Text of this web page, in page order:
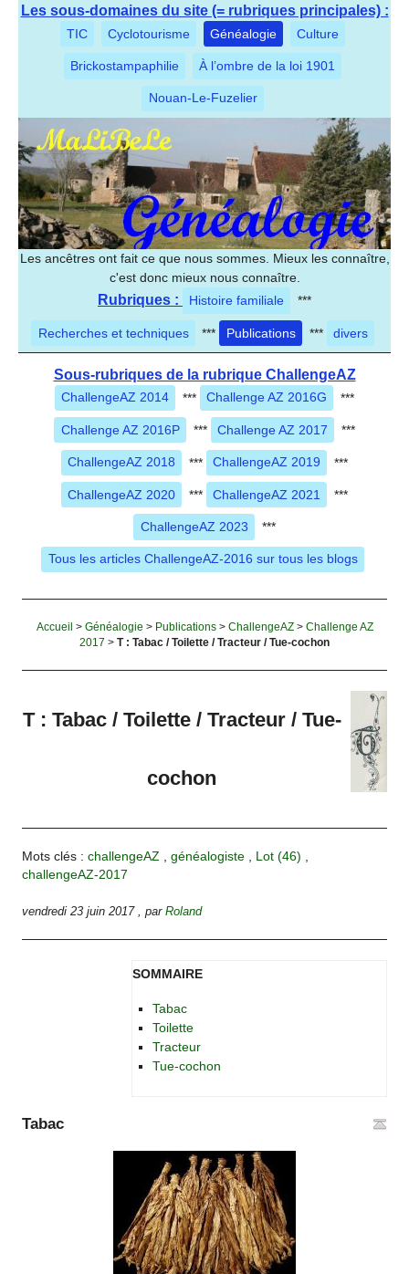
Les sous-domaines du site (= rubriques principales) :
TIC Cyclotourisme Généalogie Culture
Brickostampaphilie À l’ombre de la loi 1901
Nouan-Le-Fuzelier
Les ancêtres ont fait ce que nous sommes. Mieux les connaître,
c'est donc mieux nous connaître.
Rubriques : Histoire familiale ***
Recherches et techniques *** Publications *** divers
Sous-rubriques de la rubrique ChallengeAZ
ChallengeAZ 2014 *** Challenge AZ 2016G ***
Challenge AZ 2016P *** Challenge AZ 2017 ***
ChallengeAZ 2018 *** ChallengeAZ 2019 ***
ChallengeAZ 2020 *** ChallengeAZ 2021 ***
ChallengeAZ 2023 ***
Tous les articles ChallengeAZ-2016 sur tous les blogs
Accueil > Généalogie > Publications> ChallengeAZ> Challenge AZ
2017 > T : Tabac / Toilette / Tracteur / Tue-cochon
T : Tabac / Toilette / Tracteur / Tue-
cochon
Mots clés :challengeAZ ,généalogiste , Lot (46) ,
challengeAZ-2017
vendredi 23 juin 2017 ,parRoland
SOMMAIRE
Tabac
Toilette
Tracteur
Tue-cochon
Tabac